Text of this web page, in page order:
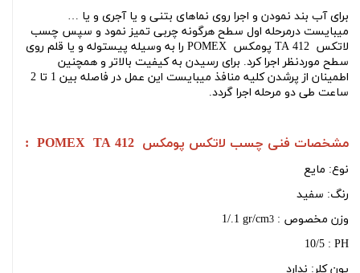
برای آب بند نمودن و اجرا روی نماهای بتنی و یا آجری و یا …
میبایست درمرحله اول سطح هرگونه چربی تمیز نمود و سپس چسب
لاتکس POMEX پومکس TA 412
را به وسیله پیستوله و یا قلم روی
سطح موردنظر اجرا کرد. برای رسیدن به کیفیت بالاتر و همچنین
اطمینان از پرشدن کلیه منافذ میبایست این عمل در فاصله بین 1 تا 2
ساعت طی دو مرحله اجرا گردد.
مشخصات فنی چسب لاتکس پومکس POMEX TA 412
:
نوع: مايع
رنگ: سفید
وزن مخصوص : 1/.1 gr/cm3
PH
:
10/5
یون کلر: ندارد